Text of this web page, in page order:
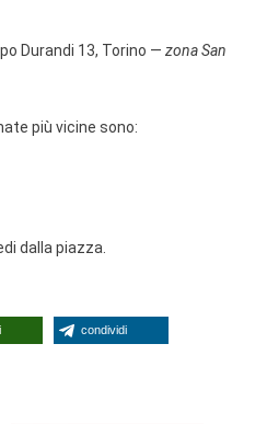
Durandi 13, Torino — zona San
più vicine sono:
dalla piazza.
condividi